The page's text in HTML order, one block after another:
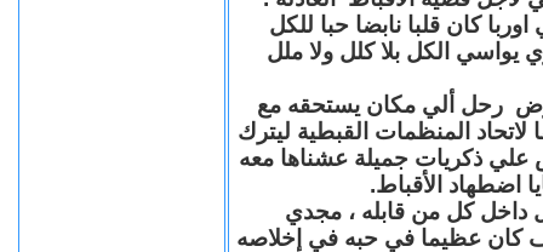
كان قلبا نابضا حبا للكل
يواسي الكل بلا كلل ولا ملل
رحل ألي مكان يستحقه مع
المنظمات القبطية ليترك
علي ذكريات جميلة عشناها معه
اضطهاد الأقباط.
داخل كل من قابله ، مجدي
عظيما في حبه في إخلاصه